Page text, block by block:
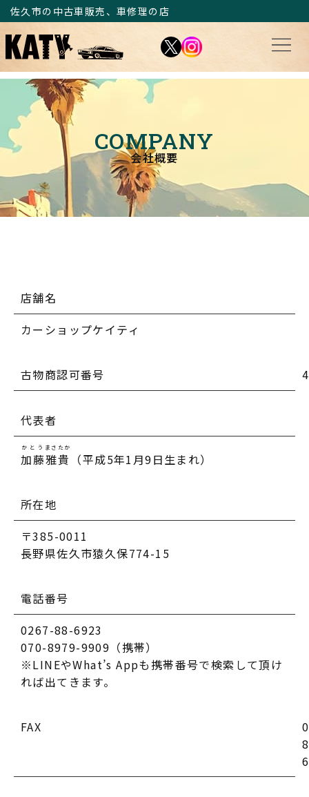
佐久市の中古車販売、車修理の店
COMPANY
会社概要
店舗名
カーショップケイティ
古物商認可番号
代表者
加藤
かとう
雅貴
まさたか
（平成5年1月9日生まれ）
所在地
〒385-0011
長野県佐久市猿久保774-15
電話番号
0267-88-6923
070-8979-9909（携帯）
※LINEやWhat’s Appも携帯番号で検索して頂け
れば出てきます。
FAX